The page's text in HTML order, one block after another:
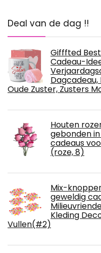
Deal van de dag !!
Gifffted
Cadeau-
Oude Zuster, Zusters
Houten
gebonden
cadeaus
(roze, 8)
Mix-
geweldig
Kleding
Vullen(#2)